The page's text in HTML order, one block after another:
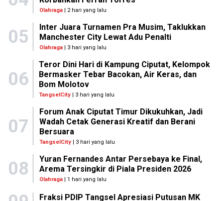
Olahraga| 2 hari yang lalu
05
Inter Juara Turnamen Pra Musim, Taklukkan
Manchester City Lewat Adu Penalti
Olahraga| 3 hari yang lalu
06
Teror Dini Hari di Kampung Ciputat, Kelompok
Bermasker Tebar Bacokan, Air Keras, dan
Bom Molotov
TangselCity | 3 hari yang lalu
07
Forum Anak Ciputat Timur Dikukuhkan, Jadi
Wadah Cetak Generasi Kreatif dan Berani
Bersuara
TangselCity| 3 hari yang lalu
08
Yuran Fernandes Antar Persebaya ke Final,
Arema Tersingkir di Piala Presiden 2026
Olahraga| 1 hari yang lalu
Fraksi PDIP Tangsel Apresiasi Putusan MK